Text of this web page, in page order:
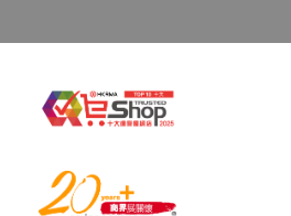
克, GLA 15 毫克)